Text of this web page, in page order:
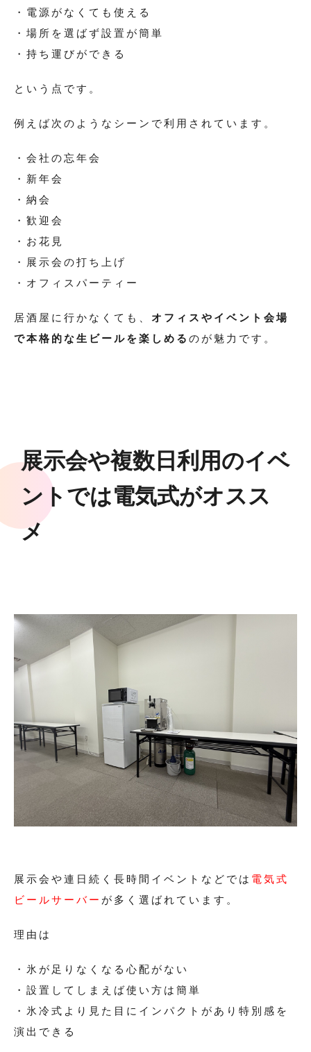
・電源がなくても使える
・場所を選ばず設置が簡単
・持ち運びができる
という点です。
例えば次のようなシーンで利用されています。
・会社の忘年会
・新年会
・納会
・歓迎会
・お花見
・展示会の打ち上げ
・オフィスパーティー
居酒屋に行かなくても、 オフィスやイベント会場
で本格的な生ビールを楽しめる のが魅力です。
展示会や複数日利用のイベ
ントでは電気式がオスス
メ
展示会や連日続く長時間イベントなどでは 電気式
ビールサーバー が多く選ばれています。
理由は
・氷が足りなくなる心配がない
・設置してしまえば使い方は簡単
・氷冷式より見た目にインパクトがあり特別感を
演出できる